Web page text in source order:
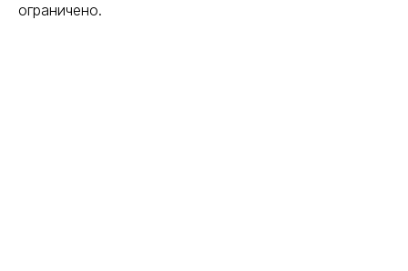
ограничено.